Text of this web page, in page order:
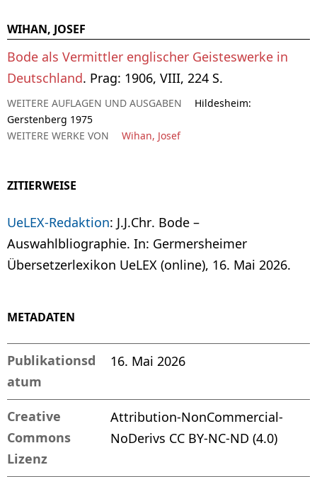
WIHAN, JOSEF
Bode als Vermittler englischer Geisteswerke in
Deutschland. Prag: 1906, VIII, 224 S.
WEITERE AUFLAGEN UND AUSGABEN
Hildesheim:
Gerstenberg 1975
WEITERE WERKE VON
Wihan, Josef
ZITIERWEISE
UeLEX-Redaktion: J.J.Chr. Bode –
Auswahlbliographie. In: Germersheimer
Übersetzerlexikon UeLEX (online), 16. Mai 2026.
METADATEN
Publikationsd
atum
16. Mai 2026
Creative
Commons
Lizenz
Attribution-NonCommercial-
NoDerivs CC BY-NC-ND (4.0)